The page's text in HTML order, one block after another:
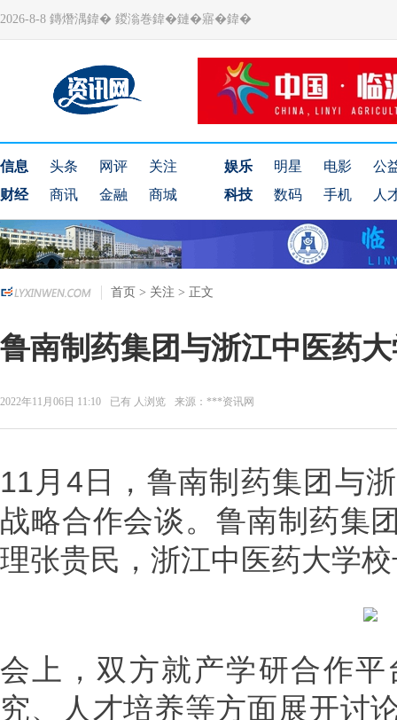
2026-8-8 鏄熸湡鍏� 鍐滃巻鍏�鏈�寤�鍏�
信息 头条 网评
关注
财经
商讯 金融 商城
娱乐 明星 电影
公
科技
数码 手机 人
首页 > 关注 > 正文
鲁南制药集团与浙江中医药
2022年11月06日 11:10 已有 人浏览 来源：***资讯网
11月4日，鲁南制药集团与
战略合作会谈。鲁南制药集
理张贵民，浙江中医药大学
会上，双方就产学研合作
究、人才培养等方面展开讨